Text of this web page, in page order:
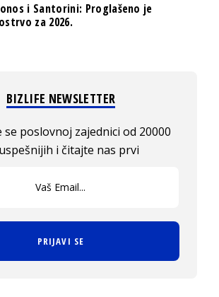
i Santorini: Proglašeno je
za 2026.
BIZLIFE NEWSLETTER
poslovnoj zajednici od 20000
i čitajte nas prvi
PRIJAVI SE